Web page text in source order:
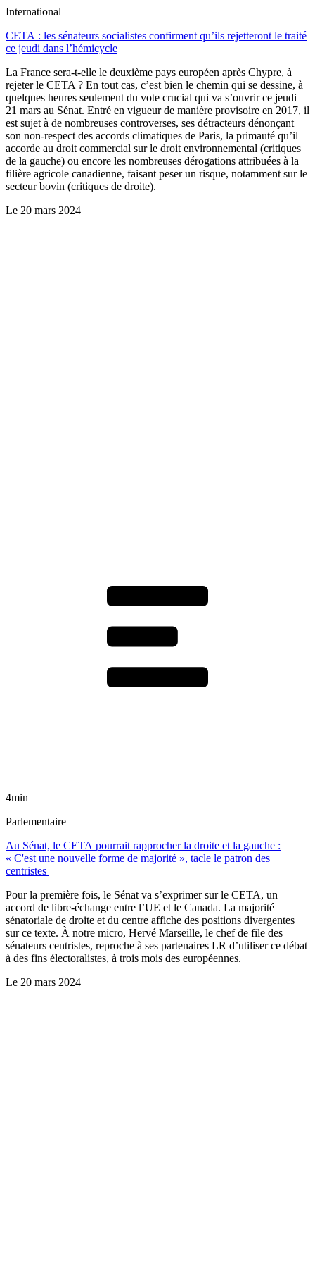
International
CETA : les sénateurs socialistes confirment qu’ils rejetteront le traité
ce jeudi dans l’hémicycle
La France sera-t-elle le deuxième pays européen après Chypre, à
rejeter le CETA ? En tout cas, c’est bien le chemin qui se dessine, à
quelques heures seulement du vote crucial qui va s’ouvrir ce jeudi
21 mars au Sénat. Entré en vigueur de manière provisoire en 2017, il
est sujet à de nombreuses controverses, ses détracteurs dénonçant
son non-respect des accords climatiques de Paris, la primauté qu’il
accorde au droit commercial sur le droit environnemental (critiques
de la gauche) ou encore les nombreuses dérogations attribuées à la
filière agricole canadienne, faisant peser un risque, notamment sur le
secteur bovin (critiques de droite).
Le 20 mars 2024
4min
Parlementaire
Au Sénat, le CETA pourrait rapprocher la droite et la gauche :
« C'est une nouvelle forme de majorité », tacle le patron des
centristes
Pour la première fois, le Sénat va s’exprimer sur le CETA, un
accord de libre-échange entre l’UE et le Canada. La majorité
sénatoriale de droite et du centre affiche des positions divergentes
sur ce texte. À notre micro, Hervé Marseille, le chef de file des
sénateurs centristes, reproche à ses partenaires LR d’utiliser ce débat
à des fins électoralistes, à trois mois des européennes.
Le 20 mars 2024